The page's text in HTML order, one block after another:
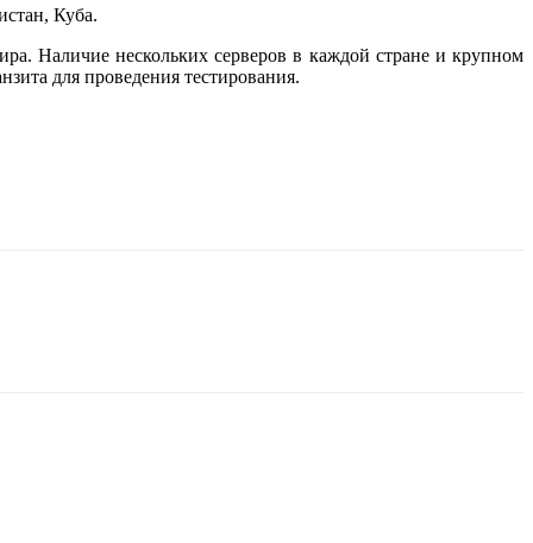
Куба.
Наличие нескольких серверов в каждой стране и крупном
для проведения тестирования.